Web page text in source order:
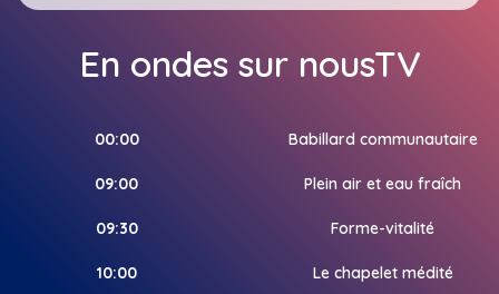
En ondes sur nousTV
00:00 Babillard communautaire
09:00 Plein air et eau fraîch
09:30 Forme-vitalité
10:00 Le chapelet médité